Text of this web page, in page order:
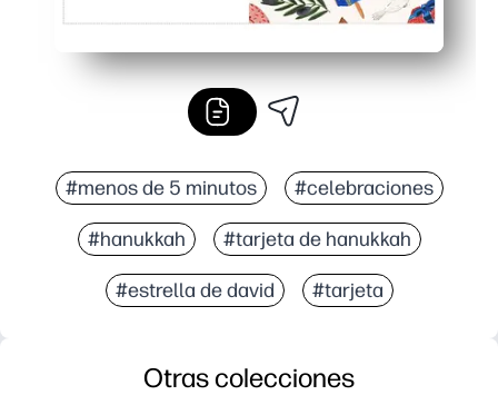
#menos de 5 minutos #celebraciones
#hanukkah #tarjeta de hanukkah
#estrella de david #tarjeta
Otras colecciones